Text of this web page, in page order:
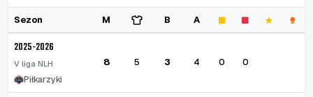
Sezon M B A
2025-2026
V liga NLH
Piłkarzyki
8 5 3 4 0 0